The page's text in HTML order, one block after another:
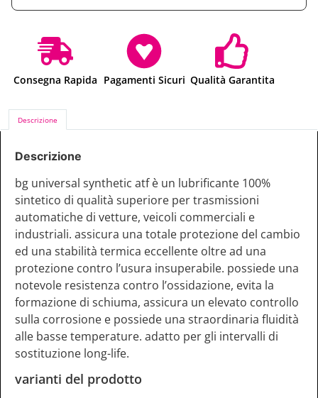
Consegna Rapida Pagamenti Sicuri Qualità Garantita
Descrizione
Descrizione
bg universal synthetic atf è un lubrificante 100%
sintetico di qualità superiore per trasmissioni
automatiche di vetture, veicoli commerciali e
industriali. assicura una totale protezione del cambio
ed una stabilità termica eccellente oltre ad una
protezione contro l’usura insuperabile. possiede una
notevole resistenza contro l’ossidazione, evita la
formazione di schiuma, assicura un elevato controllo
sulla corrosione e possiede una straordinaria fluidità
alle basse temperature. adatto per gli intervalli di
sostituzione long-life.
varianti del prodotto